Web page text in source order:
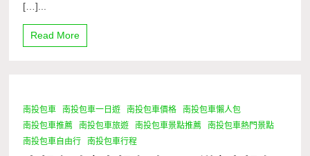
[…]...
Read More
0 Minutes
南投包車 南投包車一日遊 南投包車價格
南投包車懶人包
南投包車推薦
南投包車旅遊 南投包車景點推薦
南投包車熱門景點
南投包車自由行
南投包車行程